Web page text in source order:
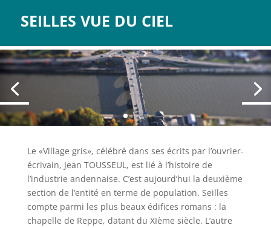
SEILLES VUE DU CIEL
Le «Village gris», célébré dans ses écrits par l’ouvrier-
écrivain, Jean TOUSSEUL, est lié à l’histoire de
l’industrie andennaise. C’est aujourd’hui la deuxième
section de l’entité en terme de population. Seilles
compte parmi les plus beaux édifices romans : la
chapelle de Reppe, datant du XIème siècle. L’autre